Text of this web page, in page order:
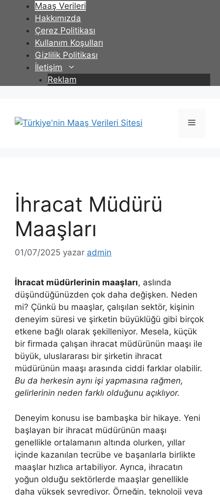
Maaş Verileri
Hakkımızda
Çerez Politikası
Kullanım Koşulları
Gizlilik Politikası
İletişim
Reklam
Menü
İhracat Müdürü
Maaşları
01/07/2025 yazar admin
İhracat müdürlerinin maaşları, aslında
düşündüğünüzden çok daha değişken. Neden
mi? Çünkü bu maaşlar, çalışılan sektör, kişinin
deneyim süresi ve şirketin büyüklüğü gibi birçok
etkene bağlı olarak şekilleniyor. Mesela, küçük
bir firmada çalışan ihracat müdürünün maaşı ile
büyük, uluslararası bir şirketin ihracat
müdürünün maaşı arasında ciddi farklar olabilir.
Bu da herkesin aynı işi yapmasına rağmen,
gelirlerinin neden farklı olduğunu açıklıyor.
Deneyim konusu ise bambaşka bir hikaye. Yeni
başlayan bir ihracat müdürünün maaşı
genellikle ortalamanın altında olurken, yıllar
içinde kazanılan tecrübe ve başarılarla birlikte
maaşlar hızlıca artabiliyor. Ayrıca, ihracatın
yoğun olduğu sektörlerde maaşlar genellikle
daha yüksek seyrediyor. Örneğin, teknoloji veya